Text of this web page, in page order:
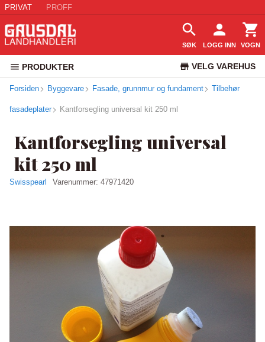
PRIVAT PROFF
SØK LOGG INN VOGN
PRODUKTER VELG VAREHUS
KUNDESERVICE
Forsiden Byggevare Fasade, grunnmur og fundament Tilbehør
fasadeplater Kantforsegling universal kit 250 ml
Kantforsegling universal
kit 250 ml
Swisspearl Varenummer: 47971420